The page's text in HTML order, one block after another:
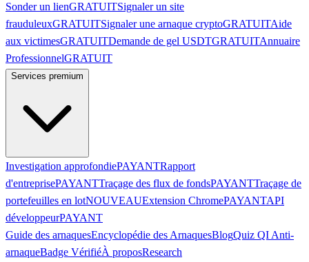
Sonder un lienGRATUITSignaler un site
frauduleuxGRATUITSignaler une arnaque cryptoGRATUITAide
aux victimesGRATUITDemande de gel USDTGRATUITAnnuaire
ProfessionnelGRATUIT
Services premium
Investigation approfondiePAYANTRapport
d'entreprisePAYANTTraçage des flux de fondsPAYANTTraçage de
portefeuilles en lotNOUVEAUExtension ChromePAYANTAPI
développeurPAYANT
Guide des arnaquesEncyclopédie des ArnaquesBlogQuiz QI Anti-
arnaqueBadge VérifiéÀ proposResearch